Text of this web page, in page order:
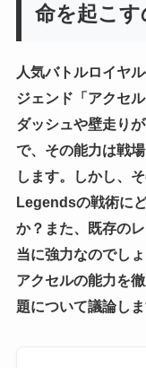
命を起こす
人気バトルロイヤ
ジェンド「アクセ
ダッシュや壁走り
で、その能力は戦
します。しかし、
Legendsの戦術に
か？また、既存の
当に強力なのでし
アクセルの能力を
題について議論しま